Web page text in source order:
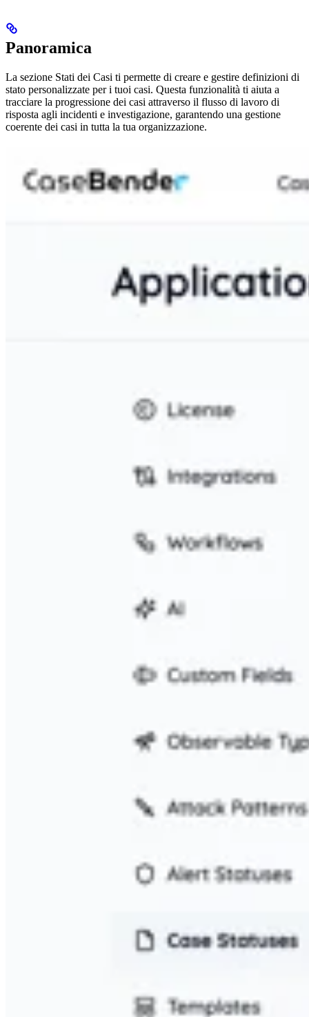
Panoramica
La sezione Stati dei Casi ti permette di creare e gestire definizioni di
stato personalizzate per i tuoi casi. Questa funzionalità ti aiuta a
tracciare la progressione dei casi attraverso il flusso di lavoro di
risposta agli incidenti e investigazione, garantendo una gestione
coerente dei casi in tutta la tua organizzazione.